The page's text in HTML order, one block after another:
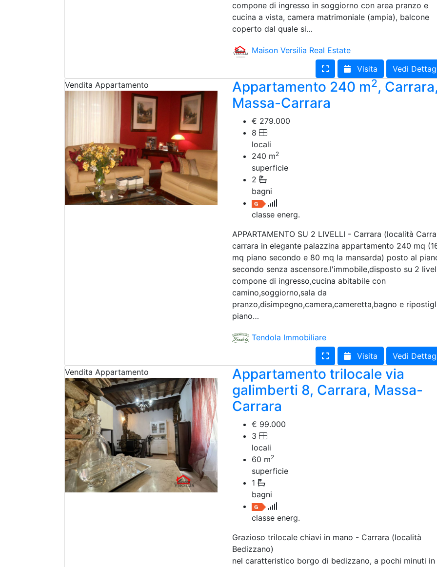
Capannoni
Uffici
Terreni in Vendita
Terreno edificabile
compone di ingresso in soggiorno con area pranzo e
cucina a vista, camera matrimoniale (ampia), balcone
coperto dal quale si…
Maison Versilia Real Estate
Visita
Vedi
Vendita Appartamento Appartamento 240 m2, Carrara,
Massa-Carrara
€ 279.000
8
locali
240 m2
superficie
2
bagni
classe energ.
APPARTAMENTO SU 2 LIVELLI - Carrara (località
carrara in elegante palazzina appartamento 240 mq
mq piano secondo e 80 mq la mansarda) posto al
secondo senza ascensore.l'immobile,disposto su 2
compone di ingresso,cucina abitabile con
camino,soggiorno,sala da
pranzo,disimpegno,camera,cameretta,bagno e
piano…
Tendola Immobiliare
Visita
Vedi
Vendita Appartamento
Appartamento trilocale via
galimberti 8, Carrara, Massa-
Carrara
€ 99.000
3
locali
60 m2
superficie
1
bagni
classe energ.
Grazioso trilocale chiavi in mano - Carrara (località
Bedizzano)
nel caratteristico borgo di bedizzano, a pochi minuti in